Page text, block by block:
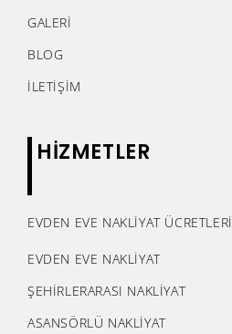
GALERİ
BLOG
İLETİŞİM
HİZMETLER
EVDEN EVE NAKLİYAT ÜCRETLERİ
EVDEN EVE NAKLİYAT
ŞEHİRLERARASI NAKLİYAT
ASANSÖRLÜ NAKLİYAT